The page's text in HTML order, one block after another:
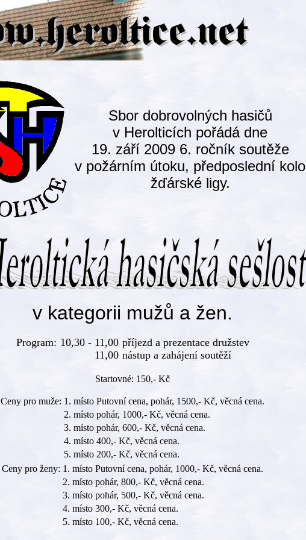
Sbor dobrovolných hasičů
v Herolticích pořádá dne
19. září 2009 6. ročník soutěže
v požárním útoku, předposlední kolo
žďárské ligy.
v kategorii mužů a žen.
Program: 10,30 - 11,00
11,00
příjezd a prezentace družstev
nástup a zahájení soutěží
Startovné: 150,- Kč
Ceny pro muže: 1. místo Putovní cena, pohár, 1500,- Kč, věcná cena.
2. místo pohár, 1000,- Kč, věcná cena.
3. místo pohár, 600,- Kč, věcná cena.
4. místo 400,- Kč, věcná cena.
5. místo 200,- Kč, věcná cena.
Ceny pro ženy: 1. místo Putovní cena, pohár, 1000,- Kč, věcná cena.
2. místo pohár, 800,- Kč, věcná cena.
3. místo pohár, 500,- Kč, věcná cena.
4. místo 300,- Kč, věcná cena.
5. místo 100,- Kč, věcná cena.